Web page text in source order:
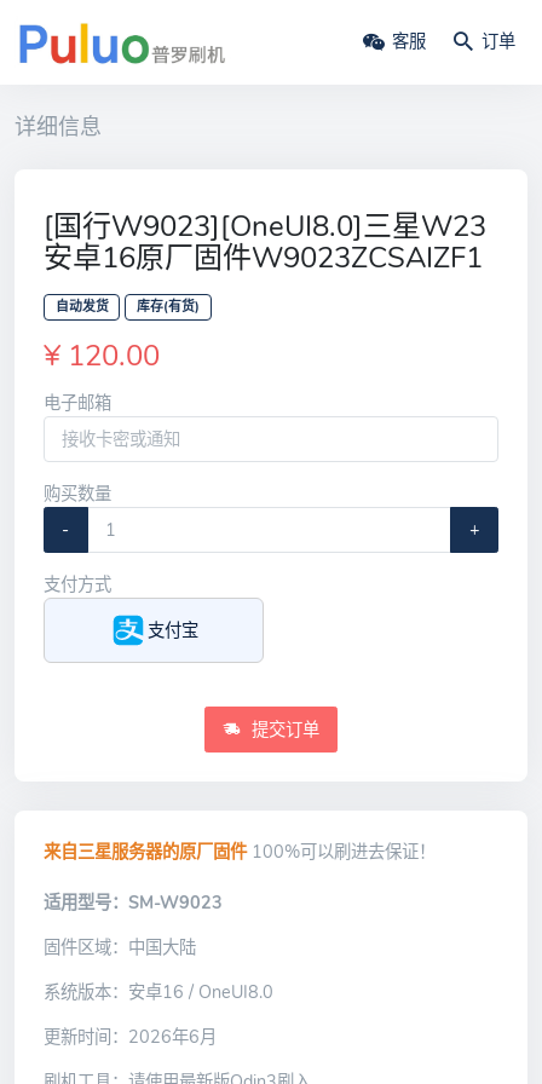
客服 订单
详细信息
[国行W9023][OneUI8.0]三星W23
安卓16原厂固件W9023ZCSAIZF1
自动发货 库存(有货)
¥ 120.00
电子邮箱
购买数量
-
+
支付方式
支付宝
提交订单
来自三星服务器的原厂固件 100%可以刷进去保证！
适用型号：SM-W9023
固件区域：中国大陆
系统版本：安卓16 / OneUI8.0
更新时间：2026年6月